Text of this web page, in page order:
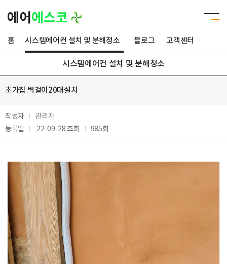
홈 시스템에어컨 설치 및 분해청소 블로그 고객센터
시스템에어컨 설치 및 분해청소
초가집 벽걸이20대설치
작성자
관리자
등록일
22-09-28조회 985회